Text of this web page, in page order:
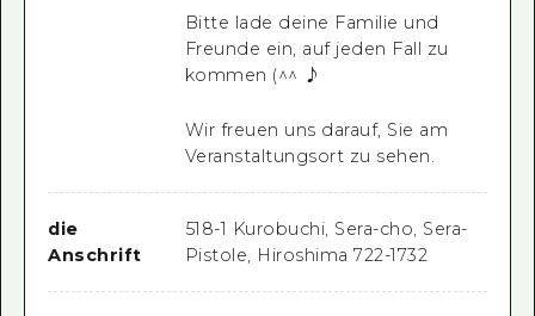
Bitte lade deine Familie und
Freunde ein, auf jeden Fall zu
kommen (^^ ♪
Wir freuen uns darauf, Sie am
Veranstaltungsort zu sehen.
die
Anschrift
518-1 Kurobuchi, Sera-cho, Sera-
Pistole, Hiroshima 722-1732